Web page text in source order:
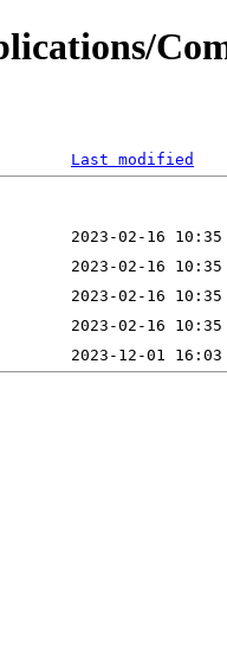
Last modified